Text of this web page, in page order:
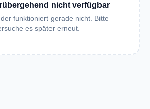
nicht verfügbar
funktioniert gerade nicht. Bitte
es später erneut.